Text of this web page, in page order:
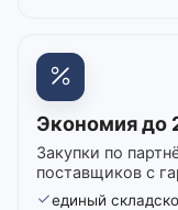
Экономия до
Закупки по
поставщиков с
единый